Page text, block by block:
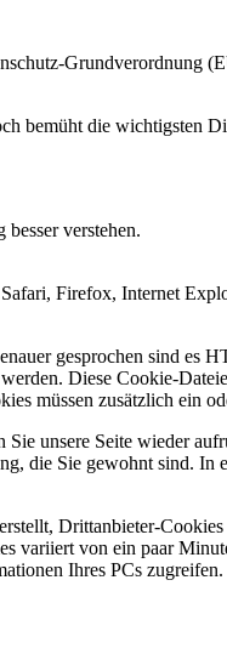
Grundverordnung
bemüht die wichtigsten
verstehen.
Firefox, Internet
gesprochen sind es
Diese Cookie-
müssen zusätzlich ein
unsere Seite wieder
die Sie gewohnt sind.
Drittanbieter-
variiert von ein paar
Ihres PCs zugreifen.